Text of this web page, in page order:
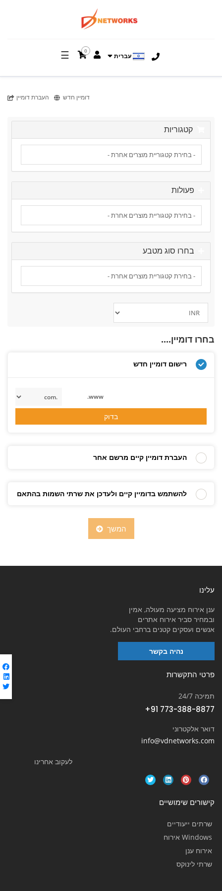
עברית
0
☰
דומיין חדש העברת דומיין
קטגוריות
פעולות
בחרו סוג מטבע
בחרו דומיין....
רישום דומיין חדש
www.
בדוק
העברת דומיין קיים מרשם אחר
להשתמש בדומיין קיים ולעדכן את שרתי השמות בהתאם
המשך
עלינו
ענן אירוח מציעה מעולה, אמין
ובמחיר סביר אירוח אתרים
אנשים ועסקים קטנים ברחבי העולם.
נהיה בקשר
פרטי התקשרות
תמיכה 24/7
+91 773-388-8877
דואר אלקטרוני
info@vdnetworks.com
לעקוב אחרינו
קישורים שימושיים
שרתים ייעודיים
Windows אירוח
אירוח ענן
שרתי לינוקס